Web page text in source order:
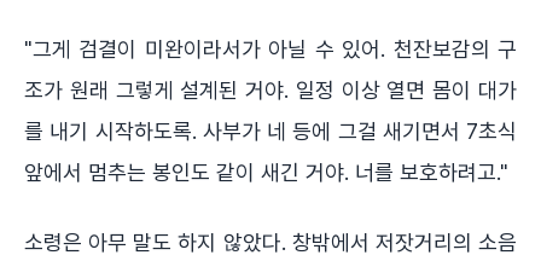
"그게 검결이 미완이라서가 아닐 수 있어. 천잔보감의 구
조가 원래 그렇게 설계된 거야. 일정 이상 열면 몸이 대가
를 내기 시작하도록. 사부가 네 등에 그걸 새기면서 7초식
앞에서 멈추는 봉인도 같이 새긴 거야. 너를 보호하려고."
소령은 아무 말도 하지 않았다. 창밖에서 저잣거리의 소음